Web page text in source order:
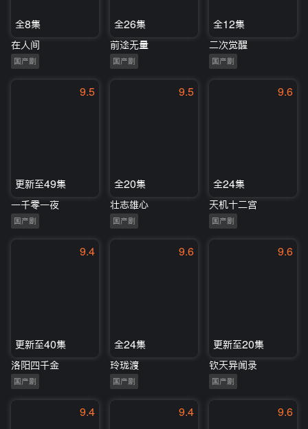
全8集
在人间
国产剧
全26集
前途无量
国产剧
全12集
二次觉醒
国产剧
9.5
更新至49集
一千零一夜
国产剧
9.5
全20集
壮志雄心
国产剧
9.6
全24集
天机十二宫
国产剧
9.4
更新至40集
洛阳四千金
国产剧
9.6
全24集
玲珑渡
国产剧
9.6
更新至20集
钦天异闻录
国产剧
9.4 9.4 9.6